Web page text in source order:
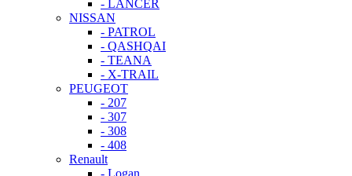
- LANCER
NISSAN
- PATROL
- QASHQAI
- TEANA
- X-TRAIL
PEUGEOT
- 207
- 307
- 308
- 408
Renault
- Logan